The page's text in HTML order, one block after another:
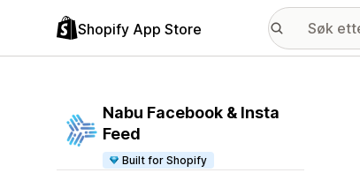
Shopify App Store
Nabu Facebook & Insta
Feed
Built for Shopify